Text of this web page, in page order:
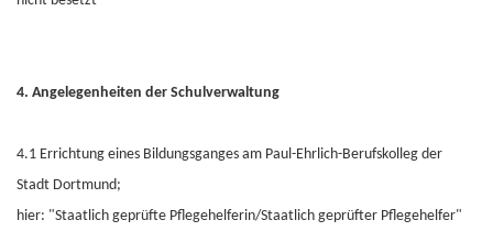
4. Angelegenheiten der Schulverwaltung
4.1 Errichtung eines Bildungsganges am Paul-Ehrlich-Berufskolleg der
Stadt Dortmund;
hier: "Staatlich geprüfte Pflegehelferin/Staatlich geprüfter Pflegehelfer"